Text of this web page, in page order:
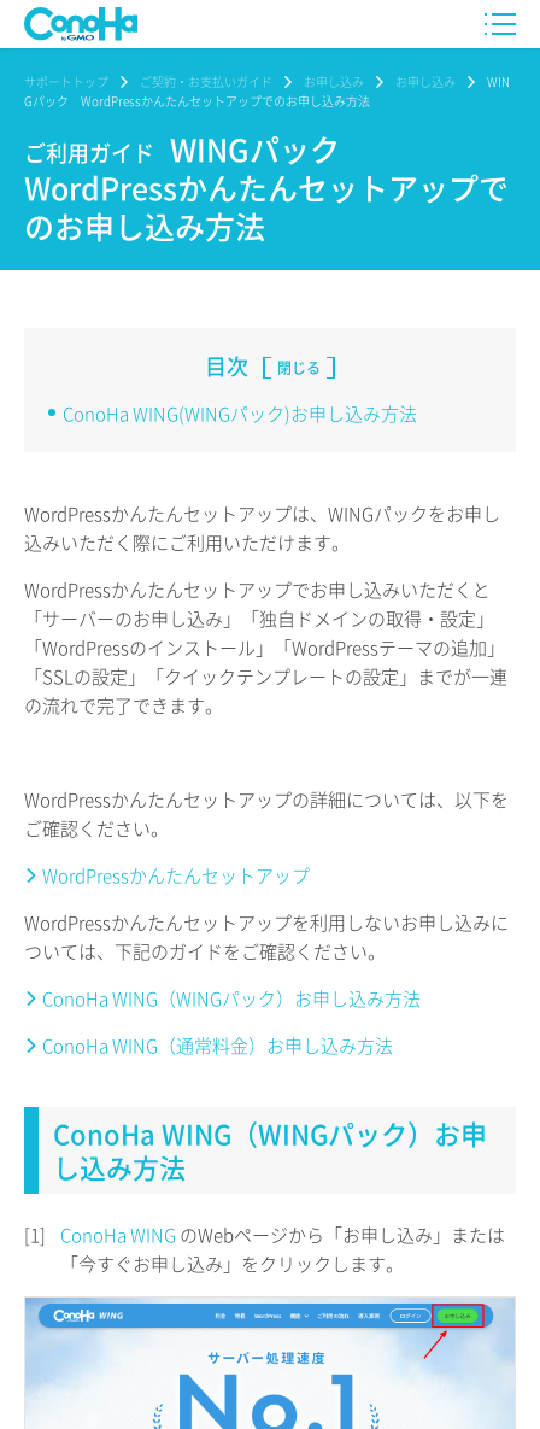
サポートトップ ご契約・お支払いガイド お申し込み お申し込み
WIN
Gパック WordPressかんたんセットアップでのお申し込み方法
ご利用ガイド WINGパック
WordPressかんたんセットアップで
のお申し込み方法
目次 閉じる
ConoHa WING(WINGパック)お申し込み方法
WordPressかんたんセットアップは、WINGパックをお申し
込みいただく際にご利用いただけます。
WordPressかんたんセットアップでお申し込みいただくと
「サーバーのお申し込み」「独自ドメインの取得・設定」
「WordPressのインストール」「WordPressテーマの追加」
「SSLの設定」「クイックテンプレートの設定」までが一連
の流れで完了できます。
WordPressかんたんセットアップの詳細については、以下を
ご確認ください。
WordPressかんたんセットアップ
WordPressかんたんセットアップを利用しないお申し込みに
ついては、下記のガイドをご確認ください。
ConoHa WING（WINGパック）お申し込み方法
ConoHa WING（通常料金）お申し込み方法
ConoHa WING（WINGパック）お申
し込み方法
[1] ConoHa WING のWebページから「お申し込み」または
「今すぐお申し込み」をクリックします。